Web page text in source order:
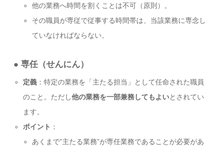
他の業務へ時間を割くことは不可（原則）。
その職員が専従で従事する時間帯は、当該業務に専念し
ていなければならない。
● 専任（せんにん）
定義：特定の業務を「主たる担当」として任命された職員
のこと。ただし他の業務を一部兼務してもよいとされてい
ます。
ポイント ：
あくまで”主たる業務”が専任業務であることが必要があ